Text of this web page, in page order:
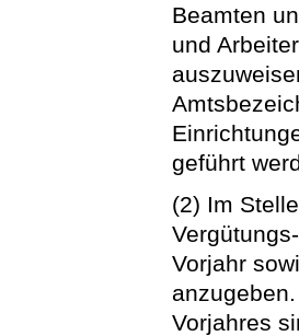
Beamten
und
geführt
(2) Im
Vorjahr
Vorjahres